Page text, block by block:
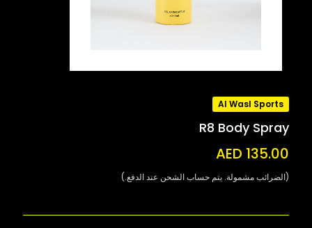
Al Wasl Sports
R8 Body Spray
AED 135.00
(الضرائب مشمولة. يتم حساب الشحن عند الدفع.)